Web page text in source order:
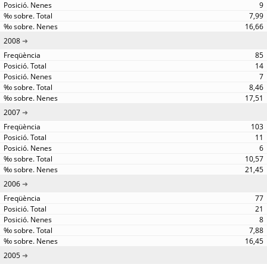
9
7,99
16,66
2008
85
14
7
8,46
17,51
2007
103
11
6
10,57
21,45
2006
77
21
8
7,88
16,45
2005